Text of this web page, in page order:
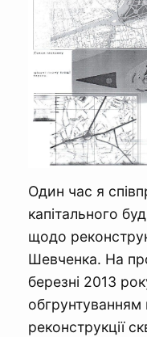
Один час я
капітального
щодо
Шевченка. На
березні 2013
обгрунтуванням
реконструкції